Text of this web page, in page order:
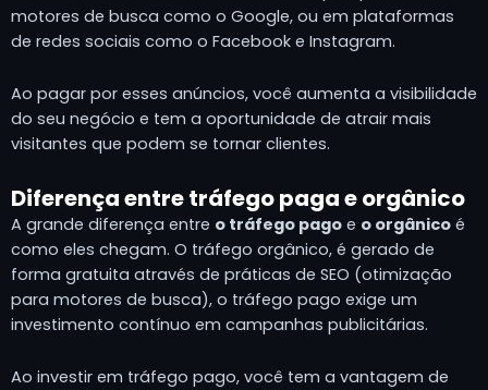
motores de busca como o Google, ou em plataformas
de redes sociais como o Facebook e Instagram.
Ao pagar por esses anúncios, você aumenta a visibilidade
do seu negócio e tem a oportunidade de atrair mais
visitantes que podem se tornar clientes.
Diferença entre tráfego paga e orgânico
A grande diferença entre o tráfego pago e o orgânico é
como eles chegam. O tráfego orgânico, é gerado de
forma gratuita através de práticas de SEO (otimização
para motores de busca), o tráfego pago exige um
investimento contínuo em campanhas publicitárias.
Ao investir em tráfego pago, você tem a vantagem de